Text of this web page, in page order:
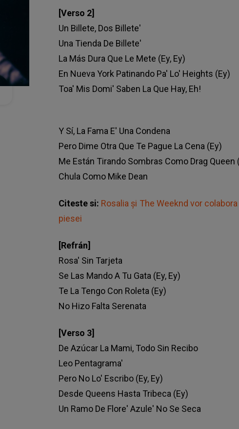
[Verso 2]
Un Billete, Dos Billete'
Una Tienda De Billete'
La Más Dura Que Le Mete (Ey, Ey)
En Nueva York Patinando Pa' Lo' Heights (Ey)
Toa' Mis Domi' Saben La Que Hay, Eh!
Y Sí, La Fama E' Una Condena
Pero Dime Otra Que Te Pague La Cena (Ey)
Me Están Tirando Sombras Como Drag Queen
Chula Como Mike Dean
Citeste si: Rosalia și The Weeknd vor
piesei
[Refrán]
Rosa' Sin Tarjeta
Se Las Mando A Tu Gata (Ey, Ey)
Te La Tengo Con Roleta (Ey)
No Hizo Falta Serenata
[Verso 3]
De Azúcar La Mami, Todo Sin Recibo
Leo Pentagrama'
Pero No Lo' Escribo (Ey, Ey)
Desde Queens Hasta Tribeca (Ey)
Un Ramo De Flore' Azule' No Se Seca